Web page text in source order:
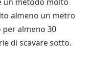
almeno un metro
almeno 30
di scavare sotto.